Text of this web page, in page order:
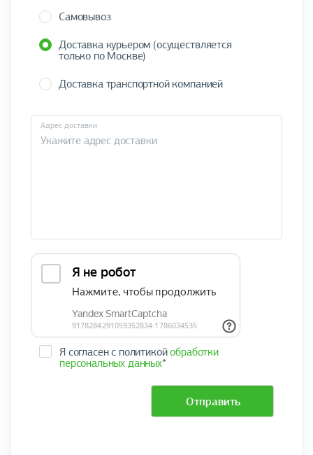
Самовывоз
Доставка курьером (осуществляется
только по Москве)
Доставка транспортной компанией
Адрес доставки
Я согласен с политикойобработки
персональных данных*
Отправить